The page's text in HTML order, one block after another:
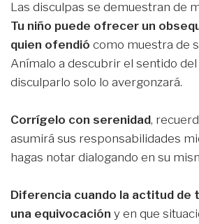
Las disculpas se demuestran de
Tu niño puede ofrecer un
quien ofendió como muestra de
Anímalo a descubrir el sentido
disculparlo solo lo avergonzará.
Corrígelo con serenidad,
asumirá sus responsabilidades
hagas notar dialogando en su
Diferencia cuando la actitud de
una equivocación y en que